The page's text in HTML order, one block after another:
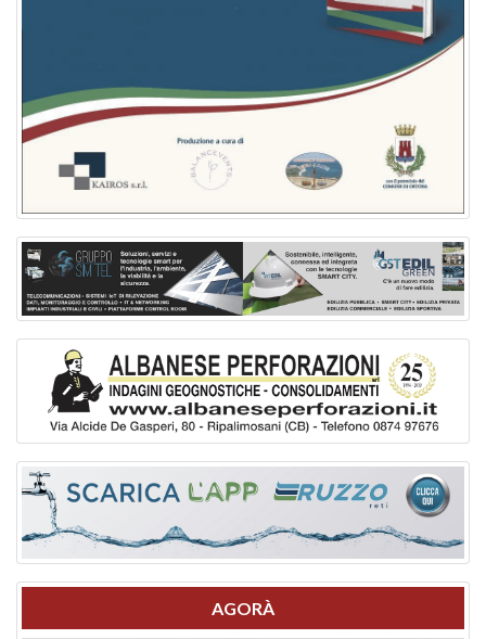
AGORÀ